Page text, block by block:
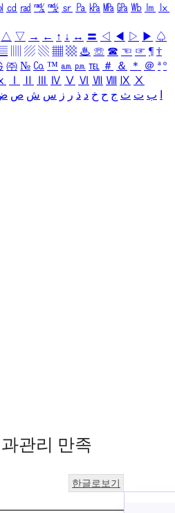
㏅ ㎭ ㎮ ㎯ ㏛ ㎩ ㎪ ㎫ ㎬ ㏝ ㏐
㏓
△ ▽ → ← ↑ ↓ ↔ 〓 ◁ ◀ ▷ ▶ ♤
▨ ▧ ▦ ▩ ♨ ☏ ☎ ☜ ☞ ¶ †
㈜ № ㏇ ™ ㏂ ㏘ ℡ ＃ ＆ ＊ ＠ ª º
Ⅳ Ⅴ Ⅵ Ⅶ Ⅷ Ⅸ Ⅹ
ب ت ث ج ح خ د ذ ر ز س ش ص
관리 만족
한글로보기